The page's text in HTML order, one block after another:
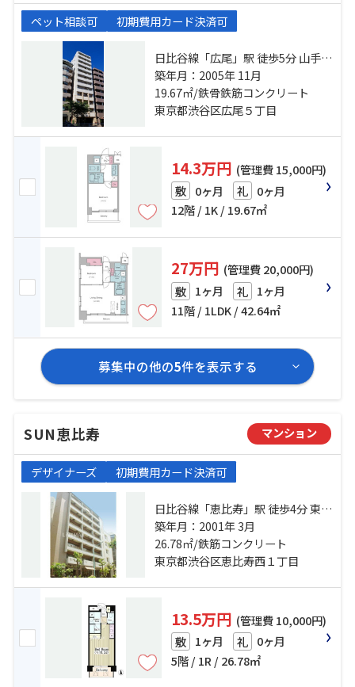
ペット相談可 初期費用カード決済可
日比谷線「広尾」駅 徒歩5分 山手線
「恵比寿」駅 徒歩10分 南北線「白
金台」駅 徒歩20分
築年月：2005年 11月
19.67㎡/鉄骨鉄筋コンクリート
東京都渋谷区広尾５丁目
14.3万円 (管理費 15,000円)
敷 0ヶ月 礼 0ヶ月
12階 / 1K / 19.67㎡
27万円 (管理費 20,000円)
敷 1ヶ月 礼 1ヶ月
11階 / 1LDK / 42.64㎡
募集中の他の5件を表示する
SUN恵比寿 マンション
デザイナーズ 初期費用カード決済可
日比谷線「恵比寿」駅 徒歩4分 東急
東横線「代官山」駅 徒歩7分 東急東
横線「中目黒」駅 徒歩13分
築年月：2001年 3月
26.78㎡/鉄筋コンクリート
東京都渋谷区恵比寿西１丁目
13.5万円 (管理費 10,000円)
敷 1ヶ月 礼 0ヶ月
5階 / 1R / 26.78㎡